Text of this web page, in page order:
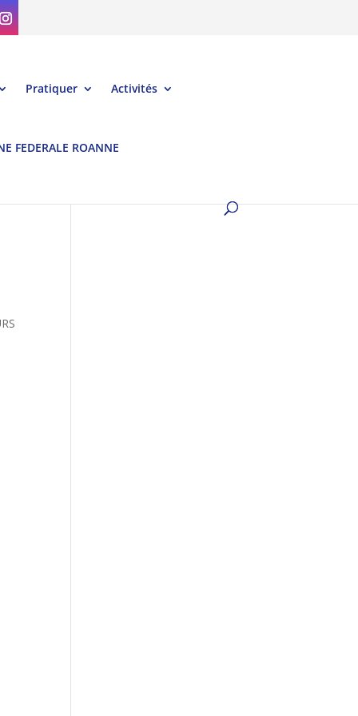
Pratiquer Activités
FEDERALE ROANNE